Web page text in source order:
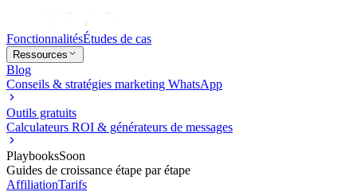
FonctionnalitésÉtudes de cas
Ressources
Blog
Conseils & stratégies marketing WhatsApp
Outils gratuits
Calculateurs ROI & générateurs de messages
PlaybooksSoon
Guides de croissance étape par étape
AffiliationTarifs